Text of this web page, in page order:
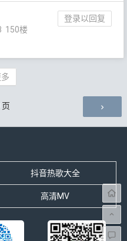
登录以回复
150楼
页
抖音热歌大全
高清MV